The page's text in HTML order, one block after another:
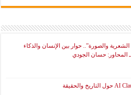
والصورة”.. حوار بين الإنسان والذكاء
المحاور: حسان الجودي